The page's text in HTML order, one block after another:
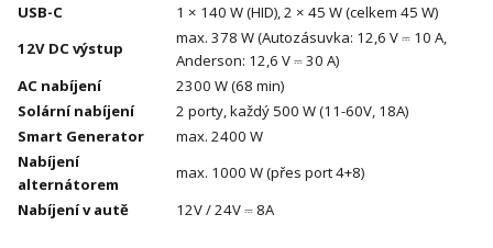
USB-C
1 × 140 W (HID), 2 × 45 W (celkem 45 W)
12V DC výstup
max. 378 W (Autozásuvka: 12,6 V ⎓ 10 A,
Anderson: 12,6 V ⎓ 30 A)
AC nabíjení
2300 W (68 min)
Solární nabíjení
2 porty, každý 500 W (11-60V, 18A)
Smart Generator
max. 2400 W
Nabíjení
alternátorem
max. 1000 W (přes port 4+8)
Nabíjení v autě
12V / 24V ⎓ 8A